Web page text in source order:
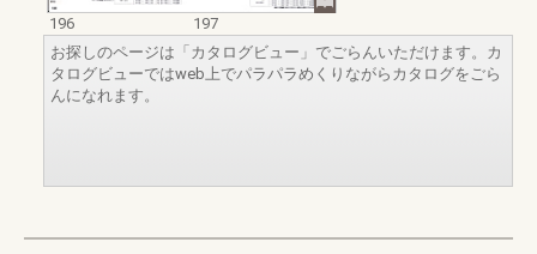
196
197
お探しのページは「カタログビュー」でごらんいただけます。カ
タログビューではweb上でパラパラめくりながらカタログをごら
んになれます。